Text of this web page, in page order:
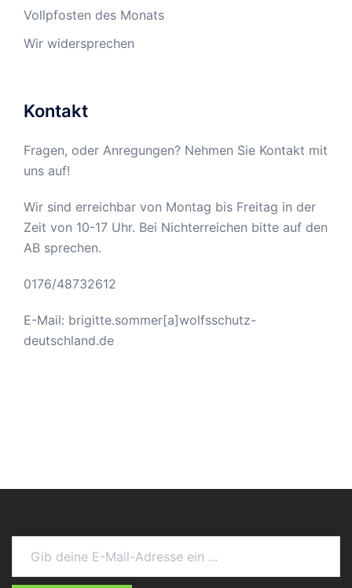
Vollpfosten des Monats
Wir widersprechen
Kontakt
Fragen, oder Anregungen? Nehmen Sie Kontakt mit
uns auf!
Wir sind erreichbar von Montag bis Freitag in der
Zeit von 10-17 Uhr. Bei Nichterreichen bitte auf den
AB sprechen.
0176/48732612
E-Mail: brigitte.sommer[a]wolfsschutz-
deutschland.de
Gib deine E-Mail-Adresse ein ...